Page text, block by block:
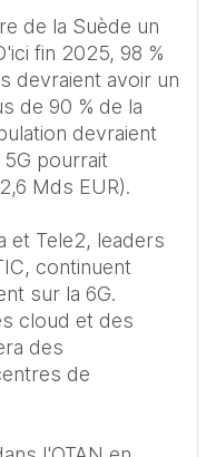
de la Suède un
fin 2025, 98 %
devraient avoir un
de 90 % de la
devraient
pourrait
Mds EUR).
et Tele2, leaders
continuent
sur la 6G.
cloud et des
des
de